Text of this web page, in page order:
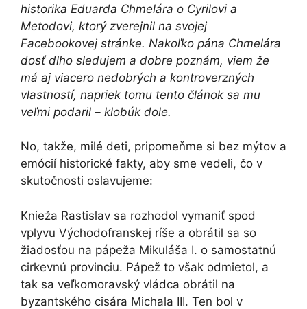
historika Eduarda Chmelára o Cyrilovi a
Metodovi, ktorý zverejnil na svojej
Facebookovej stránke. Nakoľko pána Chmelára
dosť dlho sledujem a dobre poznám, viem že
má aj viacero nedobrých a kontroverzných
vlastností, napriek tomu tento článok sa mu
veľmi podaril – klobúk dole.
No, takže, milé deti, pripomeňme si bez mýtov a
emócií historické fakty, aby sme vedeli, čo v
skutočnosti oslavujeme:
Knieža Rastislav sa rozhodol vymaniť spod
vplyvu Východofranskej ríše a obrátil sa so
žiadosťou na pápeža Mikuláša I. o samostatnú
cirkevnú provinciu. Pápež to však odmietol, a
tak sa veľkomoravský vládca obrátil na
byzantského cisára Michala III. Ten bol v